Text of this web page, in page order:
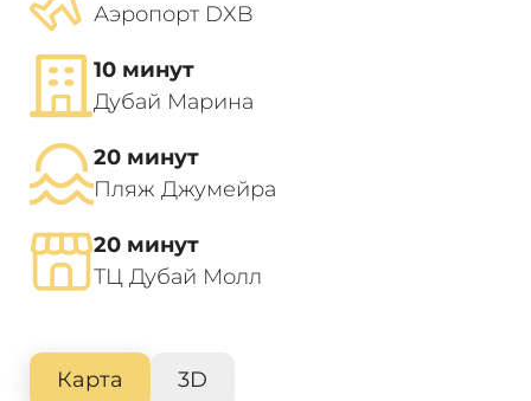
Аэропорт DXB
10 минут
Дубай Марина
20 минут
Пляж Джумейра
20 минут
ТЦ Дубай Молл
Карта 3D